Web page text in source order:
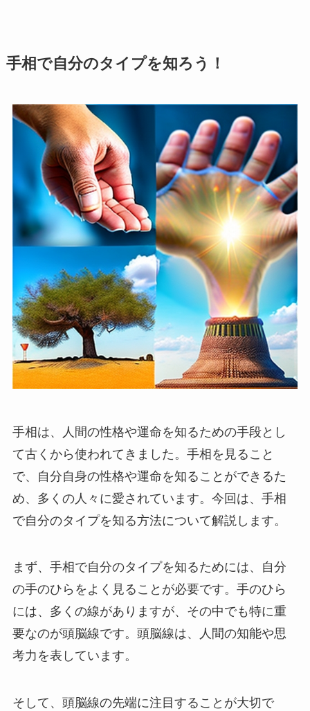
手相で自分のタイプを知ろう！
手相は、人間の性格や運命を知るための手段とし
て古くから使われてきました。手相を見ること
で、自分自身の性格や運命を知ることができるた
め、多くの人々に愛されています。今回は、手相
で自分のタイプを知る方法について解説します。
まず、手相で自分のタイプを知るためには、自分
の手のひらをよく見ることが必要です。手のひら
には、多くの線がありますが、その中でも特に重
要なのが頭脳線です。頭脳線は、人間の知能や思
考力を表しています。
そして、頭脳線の先端に注目することが大切で